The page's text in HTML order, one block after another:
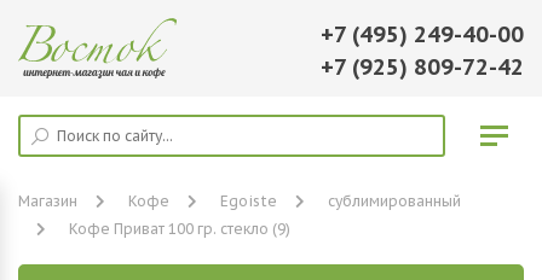
+7 (495) 249-40-00
+7 (925) 809-72-42
Магазин Кофе Egoiste
сублимированный
Кофе Приват 100 гр. стекло (9)